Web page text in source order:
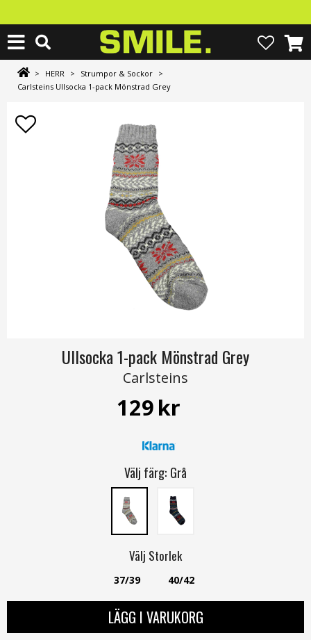
> HERR > Strumpor & Sockor >
Carlsteins Ullsocka 1-pack Mönstrad Grey
Ullsocka 1-pack Mönstrad Grey
Carlsteins
129kr
Välj färg: Grå
Välj Storlek
37/39 40/42
LÄGG I VARUKORG